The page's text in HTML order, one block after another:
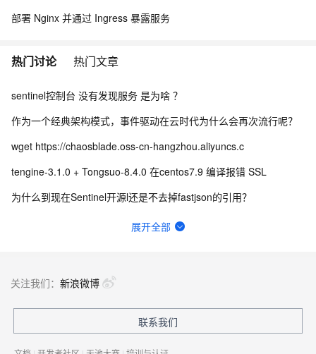
部署 Nginx 并通过 Ingress 暴露服务
热门讨论 热门文章
sentinel控制台 没有发现服务 是为啥 ？
作为一个经典架构模式，事件驱动在云时代为什么会再次流行呢？
wget https://chaosblade.oss-cn-hangzhou.aliyuncs.c
tengine-3.1.0 + Tongsuo-8.4.0 在centos7.9 编译报错 SSL
为什么到现在Sentinel开源l还是不去掉fastjson的引用？
Seata 执行过程中报错Failed to get available servers怎么办？
windows环境 docker seata_ip和seata_port端口无效什么原因？
展开全部
关注我们： 新浪微博
联系我们